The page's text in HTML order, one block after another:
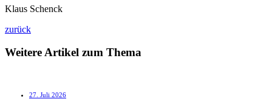
Klaus Schenck
zurück
Weitere Artikel zum Thema
27. Juli 2026